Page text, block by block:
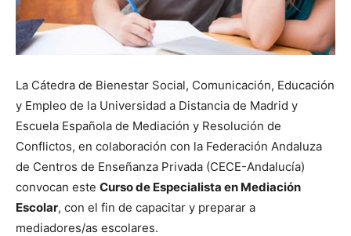
La Cátedra de Bienestar Social, Comunicación, Educación
y Empleo de la Universidad a Distancia de Madrid y
Escuela Española de Mediación y Resolución de
Conflictos, en colaboración con la Federación Andaluza
de Centros de Enseñanza Privada (CECE-Andalucía)
convocan este Curso de Especialista en Mediación
Escolar, con el fin de capacitar y preparar a
mediadores/as escolares.